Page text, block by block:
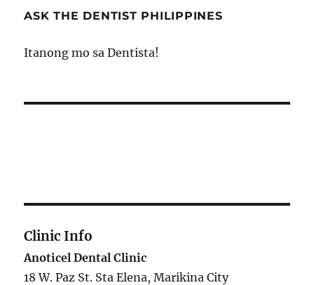
ASK THE DENTIST PHILIPPINES
Itanong mo sa Dentista!
Clinic Info
Anoticel Dental Clinic
18 W. Paz St. Sta Elena, Marikina City